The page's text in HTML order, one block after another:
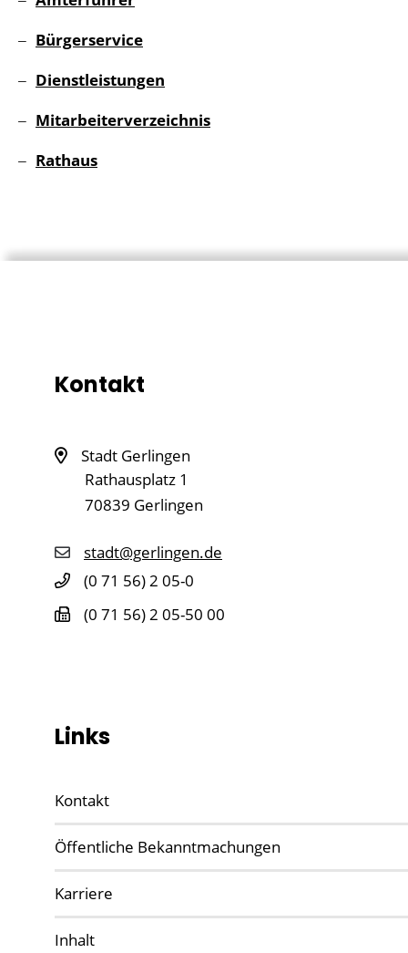
Bürgerservice
Dienstleistungen
Mitarbeiterverzeichnis
Rathaus
Kontakt
Stadt Gerlingen
Rathausplatz 1
70839 Gerlingen
stadt@gerlingen.de
(0 71 56) 2 05-0
(0 71 56) 2 05-50 00
Links
Kontakt
Öffentliche Bekanntmachungen
Karriere
Inhalt